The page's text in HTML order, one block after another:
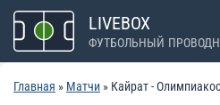
Перейти
содержимому
LIVEBOX
ФУТБОЛЬНЫЙ
Главная » Матчи » Кайрат -